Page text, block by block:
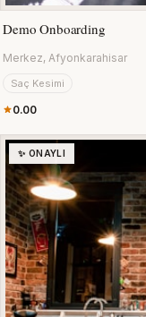
Demo Onboarding
Merkez, Afyonkarahisar
Saç Kesimi
0.00
✨ ONAYLI